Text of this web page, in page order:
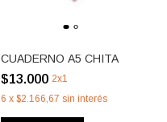
CUADERNO A5 CHITA
$13.000 2x1
6 x $2.166,67 sin interés